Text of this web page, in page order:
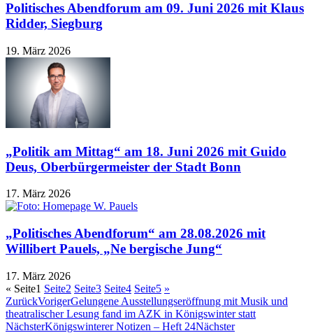
Politisches Abendforum am 09. Juni 2026 mit Klaus
Ridder, Siegburg
19. März 2026
„Politik am Mittag“ am 18. Juni 2026 mit Guido
Deus, Oberbürgermeister der Stadt Bonn
17. März 2026
„Politisches Abendforum“ am 28.08.2026 mit
Willibert Pauels, „Ne bergische Jung“
17. März 2026
« Seite1 Seite2 Seite3 Seite4 Seite5 »
ZurückVorigerGelungene Ausstellungseröffnung mit Musik und
theatralischer Lesung fand im AZK in Königswinter statt
NächsterKönigswinterer Notizen – Heft 24Nächster